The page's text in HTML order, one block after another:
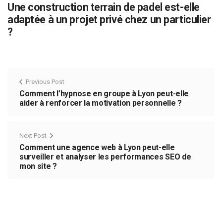
Une construction terrain de padel est-elle
adaptée à un projet privé chez un particulier
?
Previous Post
Comment l’hypnose en groupe à Lyon peut-elle
aider à renforcer la motivation personnelle ?
Next Post
Comment une agence web à Lyon peut-elle
surveiller et analyser les performances SEO de
mon site ?